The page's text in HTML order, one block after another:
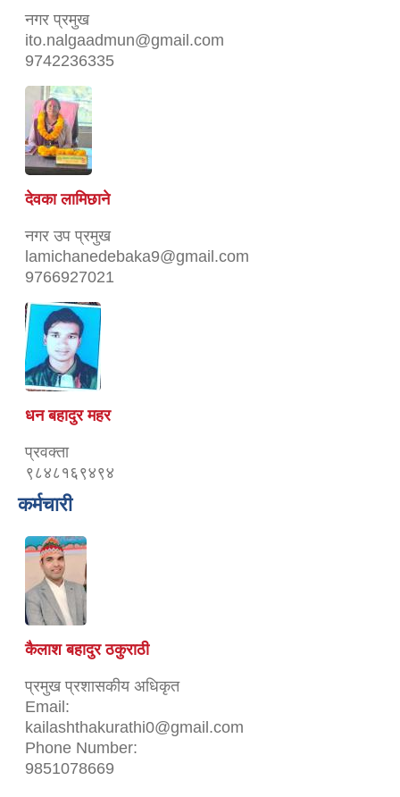
नगर प्रमुख
ito.nalgaadmun@gmail.com
9742236335
देवका लामिछाने
नगर उप प्रमुख
lamichanedebaka9@gmail.com
9766927021
धन बहादुर महर
प्रवक्ता
९८४८१६९४९४
कर्मचारी
कैलाश बहादुर ठकुराठी
प्रमुख प्रशासकीय अधिकृत
Email:
kailashthakurathi0@gmail.com
Phone Number:
9851078669